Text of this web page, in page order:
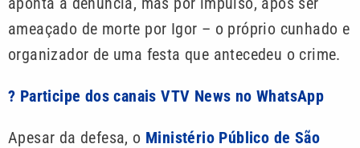
ameaçado de morte por Igor – o próprio cunhado e
organizador de uma festa que antecedeu o crime.
? Participe dos canais VTV News no WhatsApp
Apesar da defesa, o Ministério Público de São